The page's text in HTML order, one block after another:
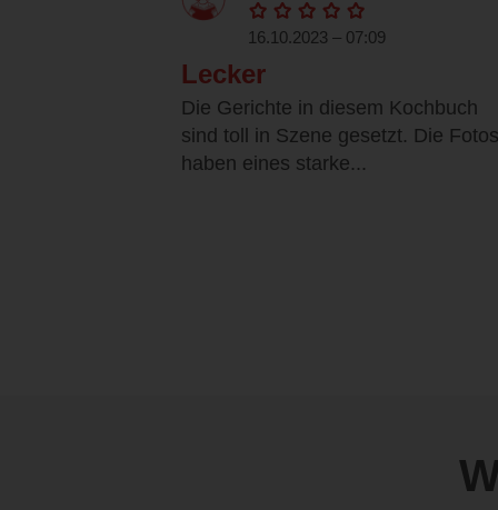
16.10.2023 – 07:09
Lecker
Die Gerichte in diesem Kochbuch
sind toll in Szene gesetzt. Die Fotos
haben eines starke...